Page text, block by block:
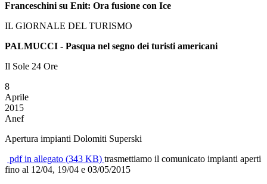
Franceschini su Enit: Ora fusione con Ice
IL GIORNALE DEL TURISMO
PALMUCCI - Pasqua nel segno dei turisti americani
Il Sole 24 Ore
8
Aprile
2015
Anef
Apertura impianti Dolomiti Superski
pdfin allegato (343 KB) trasmettiamo il comunicato impianti aperti
fino al 12/04, 19/04 e 03/05/2015